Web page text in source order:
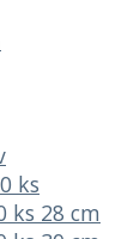
ks
ks 28 cm